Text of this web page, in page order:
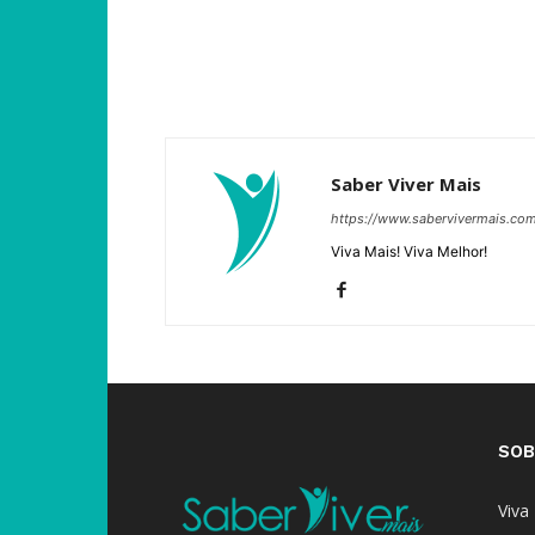
Saber Viver Mais
https://www.sabervivermais.com
Viva Mais! Viva Melhor!
Viva